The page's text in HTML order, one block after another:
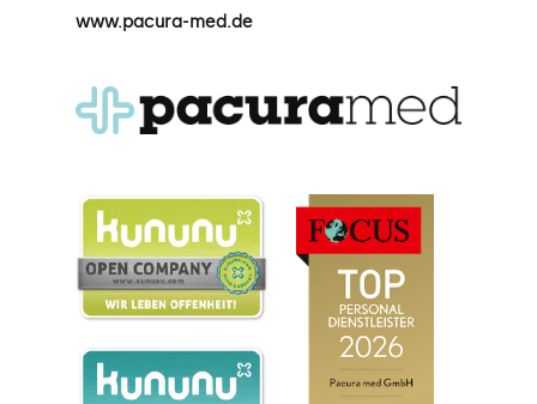
www.pacura-med.de